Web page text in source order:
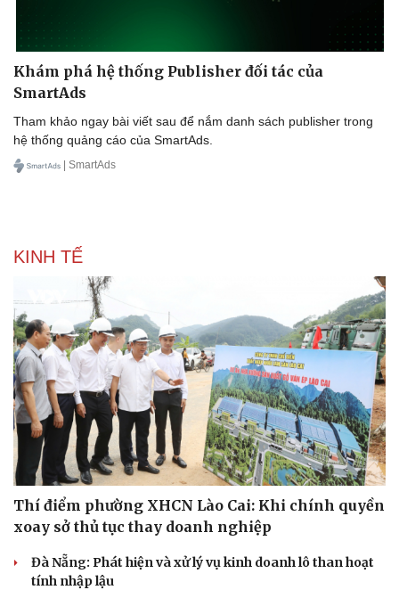
Khám phá hệ thống Publisher đối tác của
SmartAds
Tham khảo ngay bài viết sau để nắm danh sách publisher trong
hệ thống quảng cáo của SmartAds.
| SmartAds
KINH TẾ
Thí điểm phường XHCN Lào Cai: Khi chính quyền
xoay sở thủ tục thay doanh nghiệp
Đà Nẵng: Phát hiện và xử lý vụ kinh doanh lô than hoạt
tính nhập lậu